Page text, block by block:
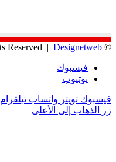
© Copyright 2026, All Rights Reserved |
Designetweb
فيسبوك
يوتيوب
فيسبوك تويتر واتساب تيلقرام
زر الذهاب إلى الأعلى